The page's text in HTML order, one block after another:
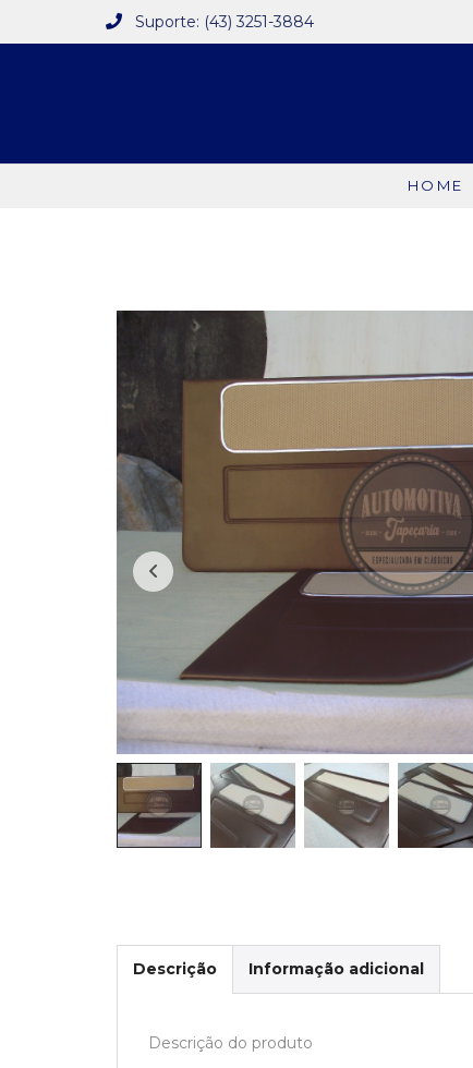
Suporte: (43) 3251-3884
HOME
Descrição Informação adicional
Descrição do produto